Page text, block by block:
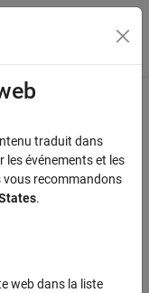
du menu
traduit dans
les événements et les
vous recommandons
.
web dans la liste